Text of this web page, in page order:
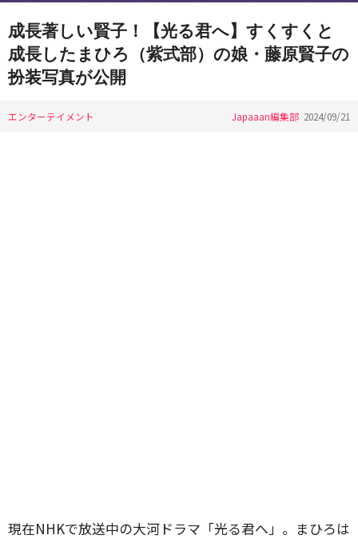
成長著しい賢子！【光る君へ】すくすくと
成長したまひろ（紫式部）の娘・藤原賢子の
扮装写真が公開
エンターテイメント Japaaan編集部 2024/09/21
現在NHKで放送中の大河ドラマ「光る君へ」。まひろは